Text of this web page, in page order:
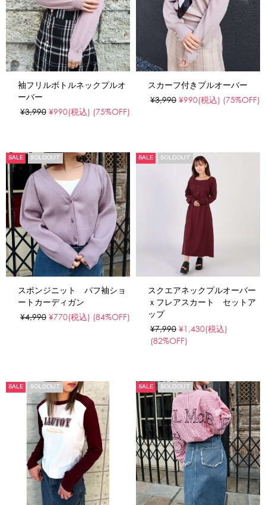
袖フリルボトルネックプルオ
ーバー
¥3,990 ¥990(税込) (75%OFF)
スカーフ付きプルオーバー
¥3,990 ¥990(税込) (75%OFF)
SALE SOLDOUT
スポンジニット パフ袖ショ
ートカーディガン
¥4,990 ¥770(税込) (84%OFF)
SALE SOLDOUT
スクエアネックプルオーバー
ｘフレアスカート セットア
ップ
¥7,990 ¥1,430(税込)
(82%OFF)
SALE SOLDOUT SALE SOLDOUT